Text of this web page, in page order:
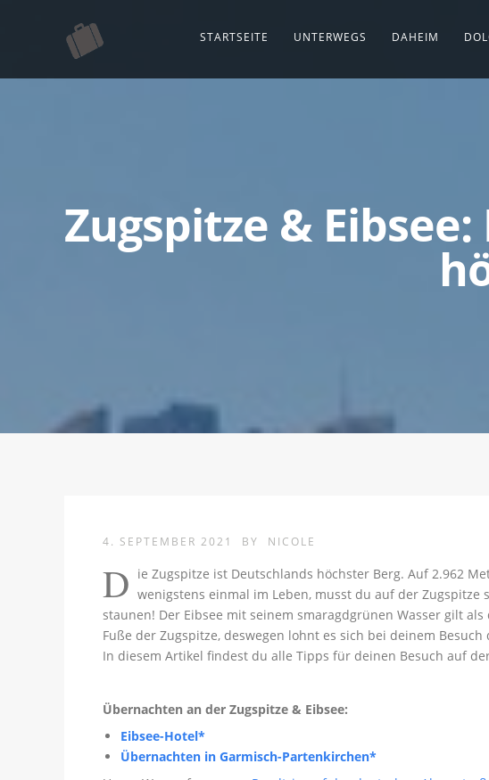
STARTSEITE UNTERWEGS DAHEIM
Zugspitze &
4. SEPTEMBER 2021 BY NICOLE
D ie Zugspitze ist Deutschlands höchster Berg. Auf 2.962
wenigstens einmal im Leben, musst du auf der
staunen! Der Eibsee mit seinem smaragdgrünen Wasser gilt
Fuße der Zugspitze, deswegen lohnt es sich bei deinem
In diesem Artikel findest du alle Tipps für deinen Besuch auf
Übernachten an der Zugspitze & Eibsee:
Eibsee-Hotel*
Übernachten in Garmisch-Partenkirchen*